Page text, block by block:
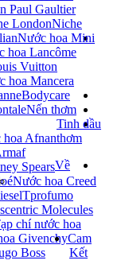
Paul Gaultier
London
hoa Lancôme
Vuitton
hoa Mancera
Afnan
Spears
Nước hoa Creed
Molecules
Givenchy
Boss
Niche
Nước hoa Mini
Bodycare
Nến thơm
Tinh dầu
thơm
Về
Tprofumo
chí nước hoa
Cam
Kết